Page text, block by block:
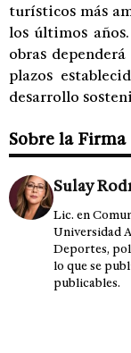
turísticos más
los últimos
obras
plazos
desarrollo
Sobre la Firma
Sulay
Lic. en
Universidad
Deportes,
lo que se
publicables.